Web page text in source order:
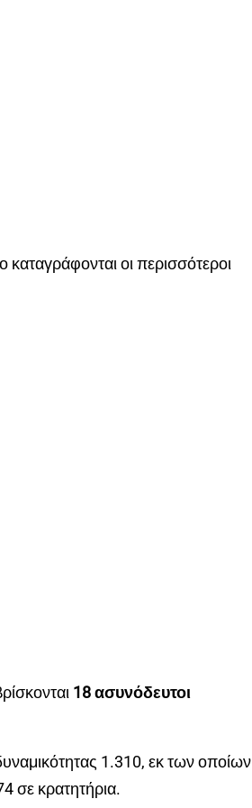
οι περισσότεροι
18 ασυνόδευτοι
1.310, εκ των οποίων
σε κρατητήρια.